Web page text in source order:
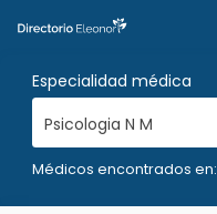
Especialidad médica
Psicologia N M
Médicos encontrados en: